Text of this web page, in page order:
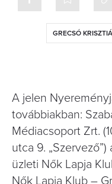
GRECSÓ
A jelen
továbbiakban:
Médiacsoport Zrt.
utca 9.
üzleti Nők Lapja
Nők Lapja Klub –